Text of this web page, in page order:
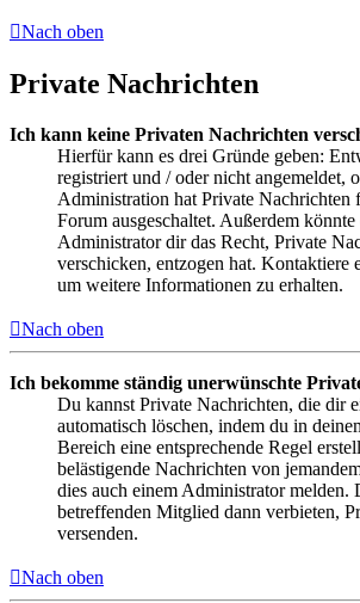
Nach oben
Private Nachrichten
Ich kann keine Privaten Nachrichten
Hierfür kann es drei Gründe geben:
registriert und / oder nicht angemeldet,
Administration hat Private Nachrichten
Forum ausgeschaltet. Außerdem könnte
Administrator dir das Recht, Private
verschicken, entzogen hat. Kontaktiere
um weitere Informationen zu erhalten.
Nach oben
Ich bekomme ständig unerwünschte
Du kannst Private Nachrichten, die dir
automatisch löschen, indem du in
Bereich eine entsprechende Regel
belästigende Nachrichten von
dies auch einem Administrator melden.
betreffenden Mitglied dann verbieten,
versenden.
Nach oben